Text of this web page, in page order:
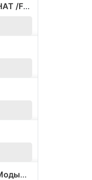
A4 CRAFT БЕСПЛАТНЫЙ ДОНАТ /FREE ВСЕ ВЕРСИИ
GravityCraft⭐1.7.10-1.18.1✅ Моды⭐Был ВАЙП⚡